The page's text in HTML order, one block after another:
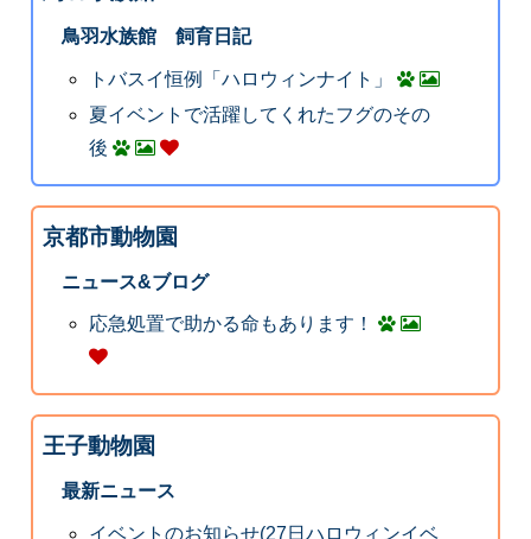
鳥羽水族館 飼育日記
トバスイ恒例「ハロウィンナイト」
夏イベントで活躍してくれたフグのその
後
京都市動物園
ニュース&ブログ
応急処置で助かる命もあります！
王子動物園
最新ニュース
イベントのお知らせ(27日ハロウィンイベ